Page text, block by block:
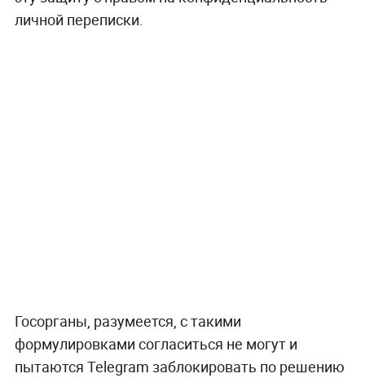
личной переписки.
Госорганы, разумеется, с такими
формулировками согласиться не могут и
пытаются Telegram заблокировать по решению